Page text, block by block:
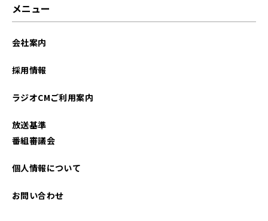
2024年08月
メニュー
会社案内
採用情報
ラジオCMご利用案内
放送基準
番組審議会
個人情報について
お問い合わせ